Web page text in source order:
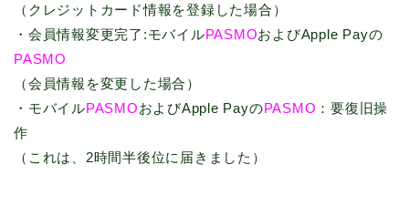
（クレジットカード情報を登録した場合）
・会員情報変更完了:モバイルPASMOおよびApple Payの
PASMO
（会員情報を変更した場合）
・モバイルPASMOおよびApple PayのPASMO ：要復旧操
作
（これは、2時間半後位に届きました）